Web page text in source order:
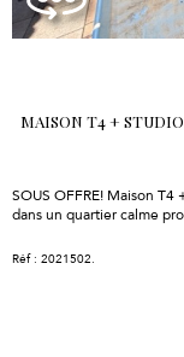
MAISON T4 +
SOUS OFFRE! Maison
dans un quartier calme
Réf : 2021502.